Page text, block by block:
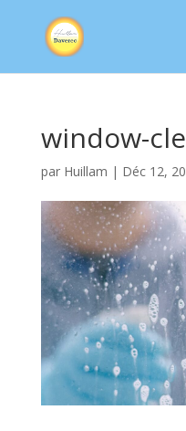
window-
par Huillam | Déc 12,